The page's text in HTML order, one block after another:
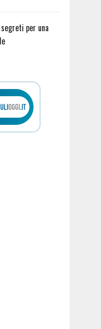
segreti per una